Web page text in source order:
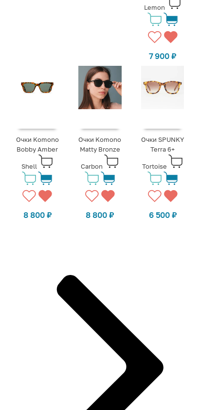
Lemon
7 900₽
Очки Komono
Bobby Amber
Shell
8 800 ₽
Очки Komono
Matty Bronze
Carbon
8 800₽
Очки SPUNKY
Terra 6+
Tortoise
6 500 ₽